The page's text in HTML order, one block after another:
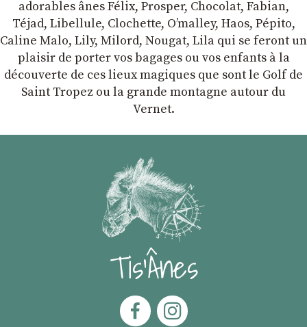
adorables ânes Félix, Prosper, Chocolat, Fabian,
Téjad, Libellule, Clochette, Oʼmalley, Haos, Pépito,
Caline Malo, Lily, Milord, Nougat, Lila qui se feront un
plaisir de porter vos bagages ou vos enfants à la
découverte de ces lieux magiques que sont le Golf de
Saint Tropez ou la grande montagne autour du
Vernet.
Tis'Ânes